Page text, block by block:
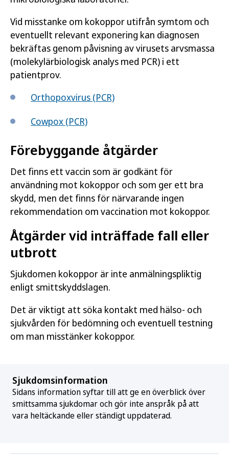
Vid misstanke om kokoppor utifrån symtom och
eventuellt relevant exponering kan diagnosen
bekräftas genom påvisning av virusets arvsmassa
(molekylärbiologisk analys med PCR) i ett
patientprov.
Orthopoxvirus (PCR)
Cowpox (PCR)
Förebyggande åtgärder
Det finns ett vaccin som är godkänt för
användning mot kokoppor och som ger ett bra
skydd, men det finns för närvarande ingen
rekommendation om vaccination mot kokoppor.
Åtgärder vid inträffade fall eller
utbrott
Sjukdomen kokoppor är inte anmälningspliktig
enligt smittskyddslagen.
Det är viktigt att söka kontakt med hälso- och
sjukvården för bedömning och eventuell testning
om man misstänker kokoppor.
Sjukdomsinformation
Sidans information syftar till att ge en överblick över
smittsamma sjukdomar och gör inte anspråk på att
vara heltäckande eller ständigt uppdaterad.